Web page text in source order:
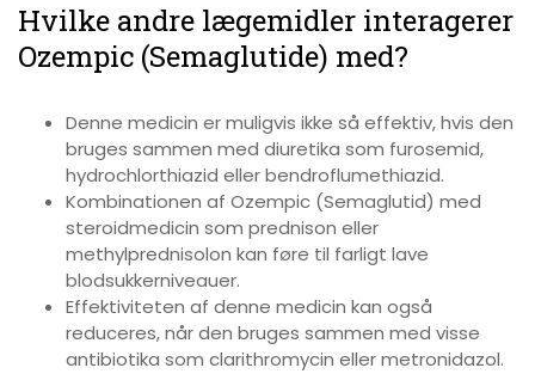
Hvilke andre lægemidler interagerer
Ozempic (Semaglutide) med?
Denne medicin er muligvis ikke så effektiv, hvis den
bruges sammen med diuretika som furosemid,
hydrochlorthiazid eller bendroflumethiazid.
Kombinationen af Ozempic (Semaglutid) med
steroidmedicin som prednison eller
methylprednisolon kan føre til farligt lave
blodsukkerniveauer.
Effektiviteten af denne medicin kan også
reduceres, når den bruges sammen med visse
antibiotika som clarithromycin eller metronidazol.